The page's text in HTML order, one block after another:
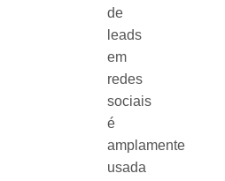
de
leads
em
redes
sociais
é
amplamente
usada